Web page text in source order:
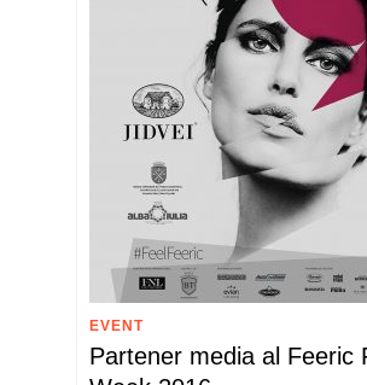
EVENT
Partener media al Feeric